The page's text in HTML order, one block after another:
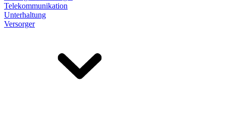
Telekommunikation
Unterhaltung
Versorger